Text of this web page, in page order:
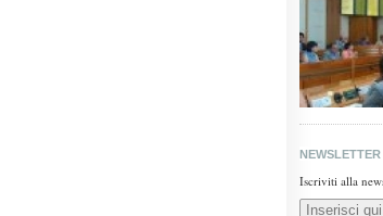
NEWSLETTER
Iscriviti alla